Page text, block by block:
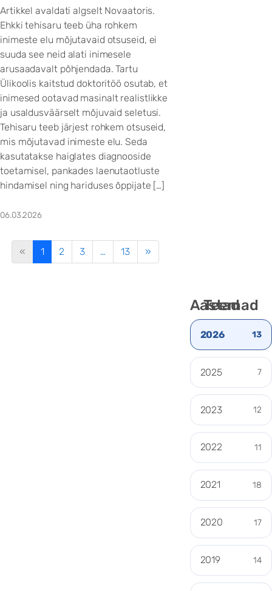
Aastad
2026 13
2025 7
2023 12
2022 11
2021 18
2020 17
2019 14
Artikkel avaldati algselt Novaatoris.
Ehkki tehisaru teeb üha rohkem
inimeste elu mõjutavaid otsuseid, ei
suuda see neid alati inimesele
arusaadavalt põhjendada. Tartu
Ülikoolis kaitstud doktoritöö osutab, et
inimesed ootavad masinalt realistlikke
ja usaldusväärselt mõjuvaid seletusi.
Tehisaru teeb järjest rohkem otsuseid,
mis mõjutavad inimeste elu. Seda
kasutatakse haiglates diagnooside
toetamisel, pankades laenutaotluste
hindamisel ning hariduses õppijate […]
06.03.2026
« 1 2 3 … 13 »
Teemad